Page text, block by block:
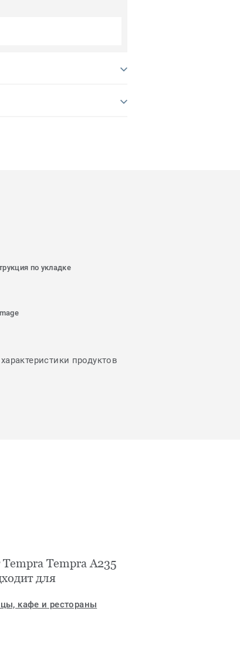
по укладке
продуктов
Tempra A235
для
кафе и рестораны